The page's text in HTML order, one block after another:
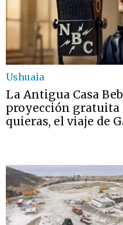
Ushuaia
La Antigua Casa
proyección gratuita
quieras, el viaje de